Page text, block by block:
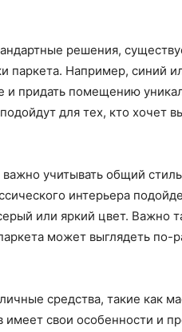
решения,
паркета. Например, синий
и придать помещению
для тех, кто хочет
учитывать общий
интерьера
или яркий цвет. Важно
может выглядеть по-
средства, такие как
имеет свои особенности и